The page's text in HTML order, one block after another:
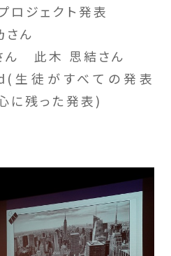
ロジェクト発表
さん
ん 此木 思結さん
徒がすべての発表
に残った発表)